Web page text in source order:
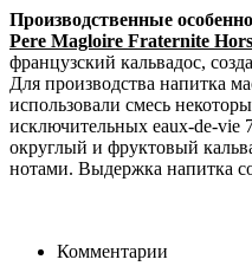
Производственные
Pere Magloire Fraternite
французский кальвадос,
Для производства напитка
использовали смесь
исключительных eaux-de-vie
округлый и фруктовый
нотами. Выдержка напитка
Комментарии